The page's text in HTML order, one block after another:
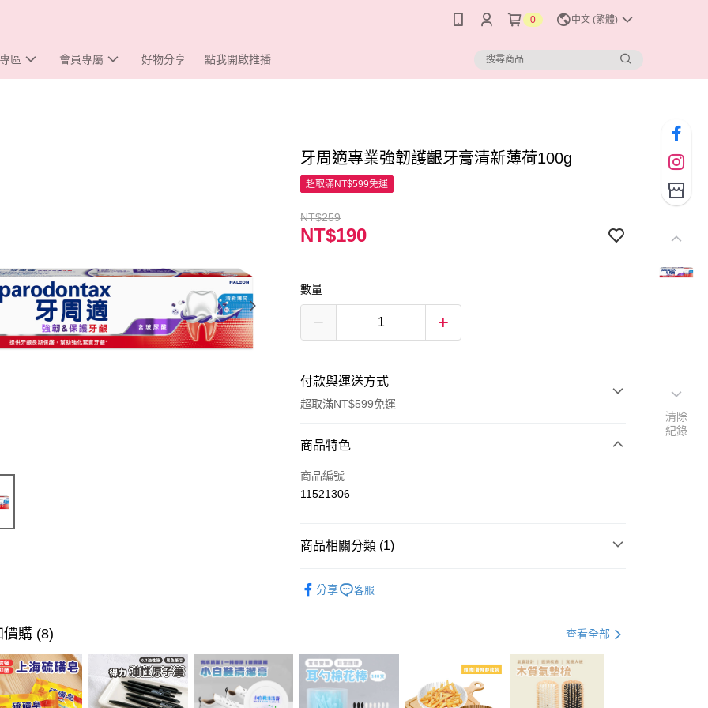
0 中文 (繁體)
區 會員專屬 好物分享 點我開啟推播
牙周適專業強韌護齦牙膏清新薄荷100g
超取滿NT$599免運
NT$259
NT$190
數量
付款與運送方式
超取滿NT$599免運
付款方式
信用卡一次付款
街口支付
運送方式
商品特色
商品編號
11521306
商品相關分類 (1)
分享
客服
價購 (8) 查看全部
清除
紀錄